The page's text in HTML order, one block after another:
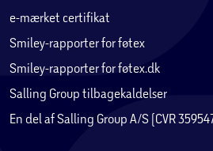
e-mærket certifikat
Smiley-rapporter for føtex
Smiley-rapporter for føtex.dk
Salling Group tilbagekaldelser
En del af Salling Group A/S (CVR